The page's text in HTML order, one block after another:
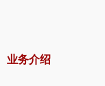
业务介绍